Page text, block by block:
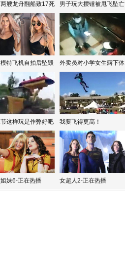
艘龙舟翻船致17死 男子玩大摆锤被甩飞坠亡
特飞机自拍后坠毁 外卖员对小学女生露下体
这样玩是作弊好吧 我要飞得更高！
妹6-正在热播 女超人2-正在热播